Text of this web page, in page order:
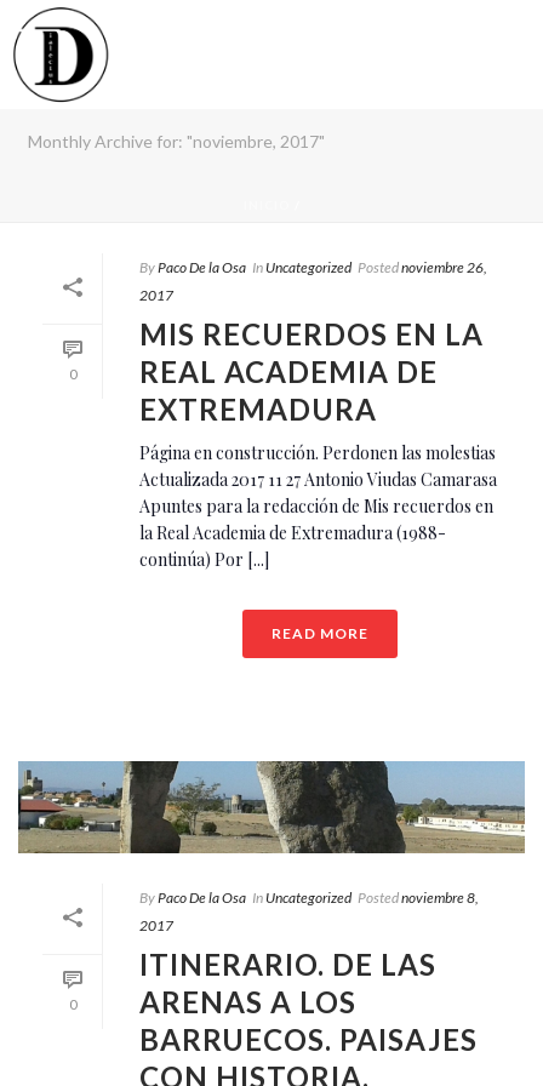
Monthly Archive for: "noviembre, 2017"
0
ByPaco De la Osa In Uncategorized Postednoviembre 26,
2017
MIS RECUERDOS EN LA
REAL ACADEMIA DE
EXTREMADURA
Página en construcción. Perdonen las molestias
Actualizada 2017 11 27 Antonio Viudas Camarasa
Apuntes para la redacción de Mis recuerdos en
la Real Academia de Extremadura (1988-
continúa) Por [...]
READ MORE
0
ByPaco De la Osa In Uncategorized Postednoviembre 8,
2017
ITINERARIO. DE LAS
ARENAS A LOS
BARRUECOS. PAISAJES
CON HISTORIA.